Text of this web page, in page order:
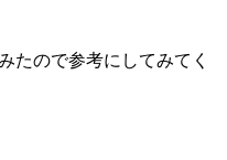
たので参考にしてみてく